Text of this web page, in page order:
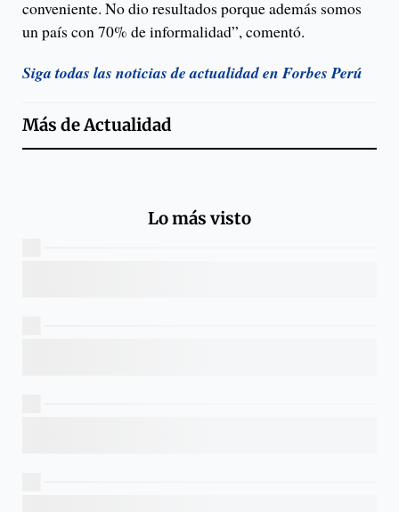
conveniente. No dio resultados porque además somos
un país con 70% de informalidad”, comentó.
Siga todas las noticias de actualidad en Forbes Perú
Más deActualidad
Lo más visto